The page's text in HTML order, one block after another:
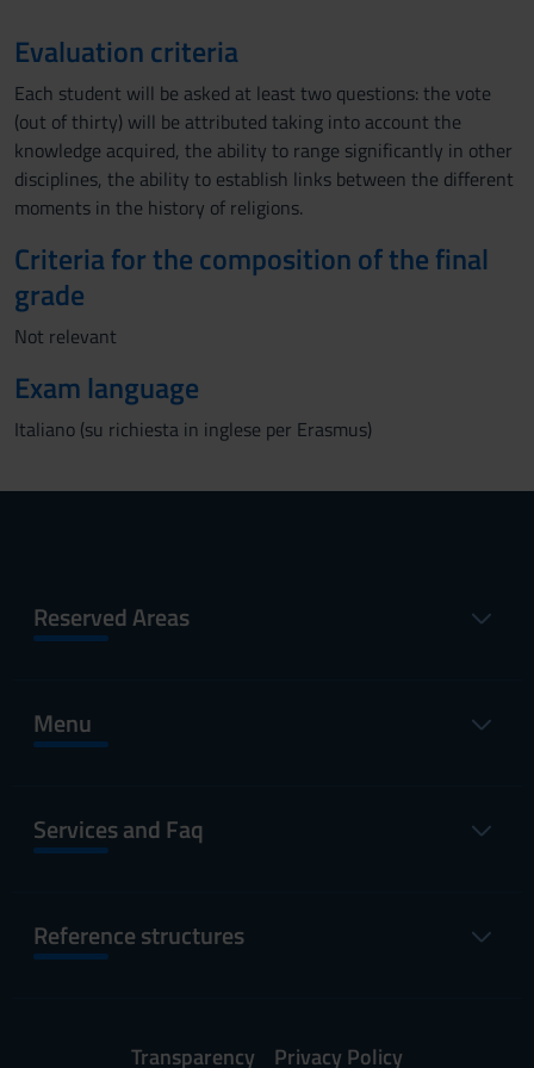
Evaluation criteria
Each student will be asked at least two questions: the vote
(out of thirty) will be attributed taking into account the
knowledge acquired, the ability to range significantly in other
disciplines, the ability to establish links between the different
moments in the history of religions.
Criteria for the composition of the final
grade
Not relevant
Exam language
Italiano (su richiesta in inglese per Erasmus)
Reserved Areas
Menu
Services and Faq
Reference structures
Transparency Privacy Policy